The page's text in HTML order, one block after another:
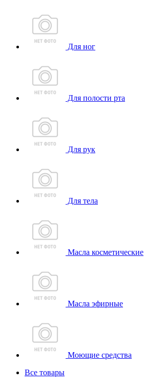
Для ног
Для полости рта
Для рук
Для тела
Масла косметические
Масла эфирные
Моющие средства
Все товары